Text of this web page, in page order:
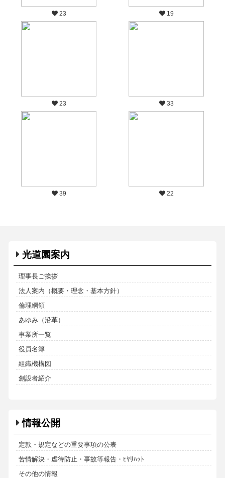
23 19
23 33
39 22
光道園案内
理事長ご挨拶
法人案内（概要・理念・基本方針）
倫理綱領
あゆみ（沿革）
事業所一覧
役員名簿
組織機構図
創設者紹介
情報公開
定款・規定などの重要事項の公表
苦情解決・虐待防止・事故等報告・ﾋﾔﾘﾊｯﾄ
その他の情報